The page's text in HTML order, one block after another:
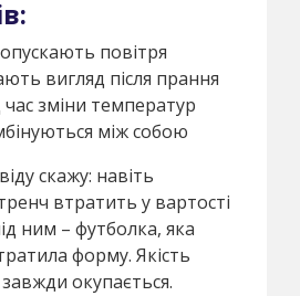
повітря
вигляд після прання
час зміни температур
між собою
скажу: навіть
втратить у вартості
ним – футболка, яка
форму. Якість
окупається.